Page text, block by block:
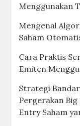
Menggunakan
Mengenal
Saham
Cara Praktis
Emiten
Strategi
Pergerakan
Entry Saham